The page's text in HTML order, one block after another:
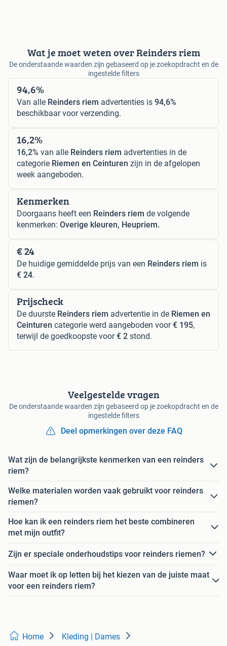
Wat je moet weten over Reinders riem
De onderstaande waarden zijn gebaseerd op je zoekopdracht en de
ingestelde filters
94,6%
Van alle Reinders riem advertenties is 94,6%
beschikbaar voor verzending.
16,2%
16,2% van alle Reinders riem advertenties in de
categorie Riemen en Ceinturen zijn in de afgelopen
week aangeboden.
Kenmerken
Doorgaans heeft een Reinders riem de volgende
kenmerken: Overige kleuren, Heupriem.
€ 24
De huidige gemiddelde prijs van een Reinders riem is
€ 24.
Prijscheck
De duurste Reinders riem advertentie in de Riemen en
Ceinturen categorie werd aangeboden voor€ 195,
terwijl de goedkoopste voor€ 2 stond.
Veelgestelde vragen
De onderstaande waarden zijn gebaseerd op je zoekopdracht en de
ingestelde filters
Deel opmerkingen over deze FAQ
Wat zijn de belangrijkste kenmerken van een reinders
riem?
Welke materialen worden vaak gebruikt voor reinders
riemen?
Hoe kan ik een reinders riem het beste combineren
met mijn outfit?
Zijn er speciale onderhoudstips voor reinders riemen?
Waar moet ik op letten bij het kiezen van de juiste maat
voor een reinders riem?
Home Kleding | Dames